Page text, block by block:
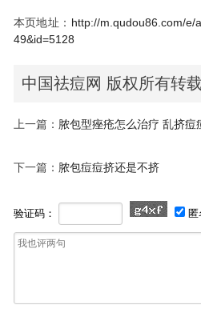
本页地址： http://m.qudou86.com/e/
49&id=5128
中国祛痘网 版权所有转载
上一篇： 脓包型痤疮怎么治疗 乱挤痘
下一篇： 脓包痘痘挤还是不挤
验证码： 匿